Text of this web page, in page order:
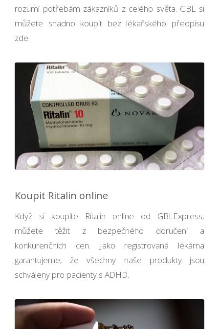
rozumí potřebám zákazníků z celého světa. GBL si
můžete snadno koupit bez lékařského předpisu
zde.
Koupit Ritalin online
Když si koupíte Ritalin online od GBLExpress,
můžete těžit z bezpečného doručení a
konkurenčních cen. Jako registrovaná lékárna
garantujeme, že všechny naše produkty jsou
schváleny pro pacienty s ADHD.